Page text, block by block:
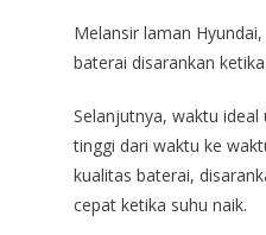
Melansir laman
baterai disarankan
Selanjutnya, waktu
tinggi dari waktu ke
kualitas baterai,
cepat ketika suhu naik.